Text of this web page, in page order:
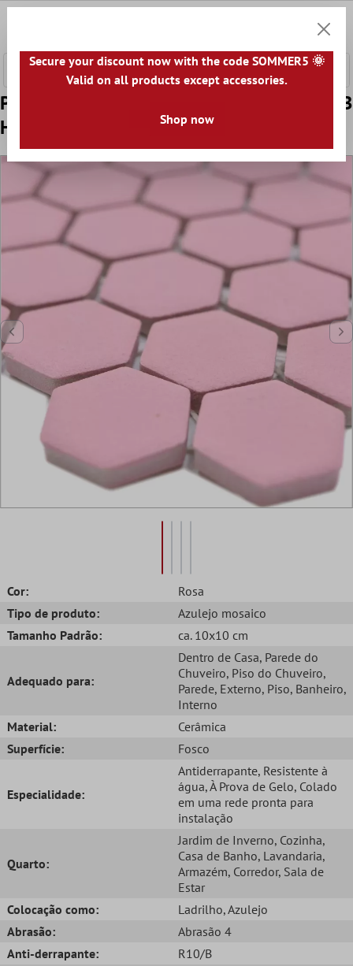
Padrão de Mosaico Cerâmico Bismarck R10B
Hexágono Rosa H23
Cor:
Rosa
Tipo de produto:
Azulejo mosaico
Tamanho Padrão:
ca. 10x10 cm
Adequado para:
Dentro de Casa, Parede do
Chuveiro, Piso do Chuveiro,
Parede, Externo, Piso, Banheiro,
Interno
Material:
Cerâmica
Superfície:
Fosco
Especialidade:
Antiderrapante, Resistente à
água, À Prova de Gelo, Colado
em uma rede pronta para
instalação
Quarto:
Jardim de Inverno, Cozinha,
Casa de Banho, Lavandaria,
Armazém, Corredor, Sala de
Estar
Colocação como:
Ladrilho, Azulejo
Abrasão:
Abrasão 4
Anti-derrapante:
R10/B
Secure your discount now with the code SOMMER5 🌞
Valid on all products except accessories.
Shop now